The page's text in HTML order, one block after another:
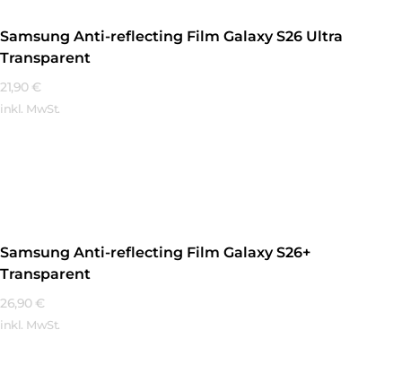
Samsung Anti-reflecting Film Galaxy S26 Ultra
Transparent
21,90 €
inkl. MwSt.
Samsung Anti-reflecting Film Galaxy S26+
Transparent
26,90 €
inkl. MwSt.